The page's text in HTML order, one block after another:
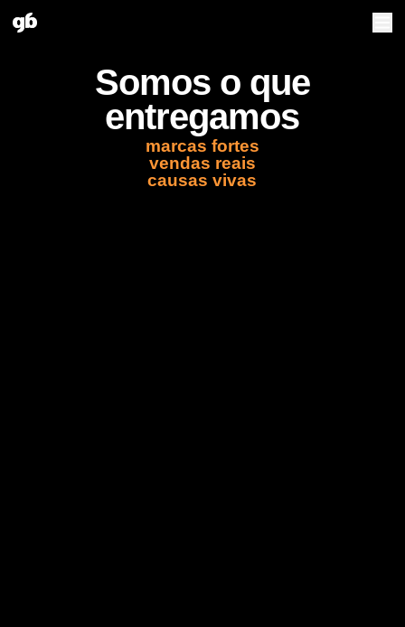
Somos o que
entregamos
marcas fortes
vendas reais
causas vivas